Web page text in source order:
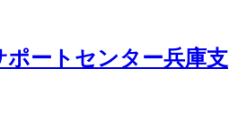
ートセンター兵庫支